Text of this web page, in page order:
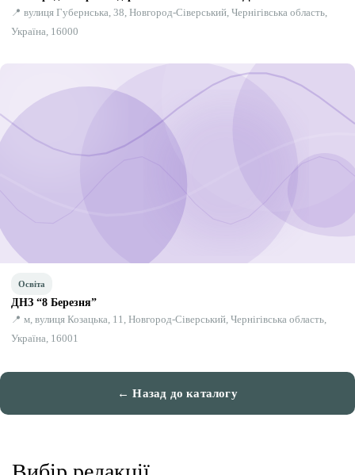
📍 вулиця Губернська, 38, Новгород-Сіверський, Чернігівська область,
Україна, 16000
Освіта
ДНЗ “8 Березня”
📍 м, вулиця Козацька, 11, Новгород-Сіверський, Чернігівська область,
Україна, 16001
← Назад до каталогу